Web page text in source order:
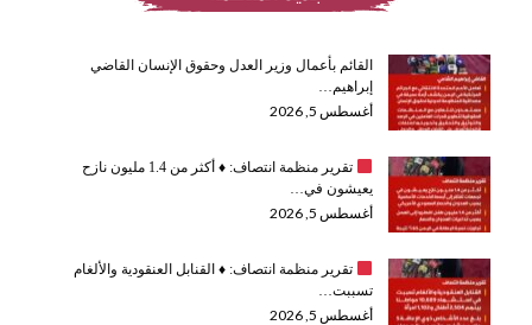
القائم بأعمال وزير العدل وحقوق الإنسان القاضي
إبراهيم…
أغسطس 5, 2026
تقرير منظمة انتصاف: ♦️
أكثر من 1.4 مليون نازح
يعيشون في…
أغسطس 5, 2026
تقرير منظمة انتصاف: ♦️القنابل العنقودية والألغام
تسببت…
أغسطس 5, 2026